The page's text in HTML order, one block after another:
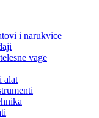
i narukvice
vage
alat